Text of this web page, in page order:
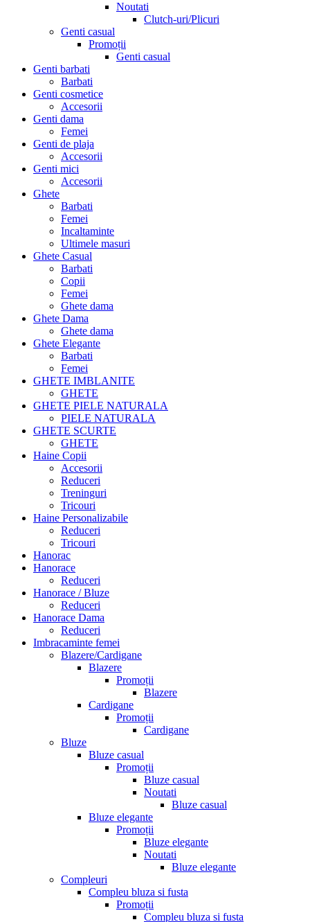
Noutati
Clutch-uri/Plicuri
Genti casual
Promoții
Genti casual
Genti barbati
Barbati
Genti cosmetice
Accesorii
Genti dama
Femei
Genti de plaja
Accesorii
Genti mici
Accesorii
Ghete
Barbati
Femei
Incaltaminte
Ultimele masuri
Ghete Casual
Barbati
Copii
Femei
Ghete dama
Ghete Dama
Ghete dama
Ghete Elegante
Barbati
Femei
GHETE IMBLANITE
GHETE
GHETE PIELE NATURALA
PIELE NATURALA
GHETE SCURTE
GHETE
Haine Copii
Accesorii
Reduceri
Treninguri
Tricouri
Haine Personalizabile
Reduceri
Tricouri
Hanorac
Hanorace
Reduceri
Hanorace / Bluze
Reduceri
Hanorace Dama
Reduceri
Imbracaminte femei
Blazere/Cardigane
Blazere
Promoții
Blazere
Cardigane
Promoții
Cardigane
Bluze
Bluze casual
Promoții
Bluze casual
Noutati
Bluze casual
Bluze elegante
Promoții
Bluze elegante
Noutati
Bluze elegante
Compleuri
Compleu bluza si fusta
Promoții
Compleu bluza si fusta